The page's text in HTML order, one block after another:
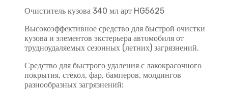
Очиститель кузова 340 мл арт HG5625
Высокоэффективное средство для быстрой очистки
кузова и элементов экстерьера автомобиля от
трудноудаляемых сезонных (летних) загрязнений.
Средство для быстрого удаления с лакокрасочного
покрытия, стекол, фар, бамперов, молдингов
разнообразных загрязнений: